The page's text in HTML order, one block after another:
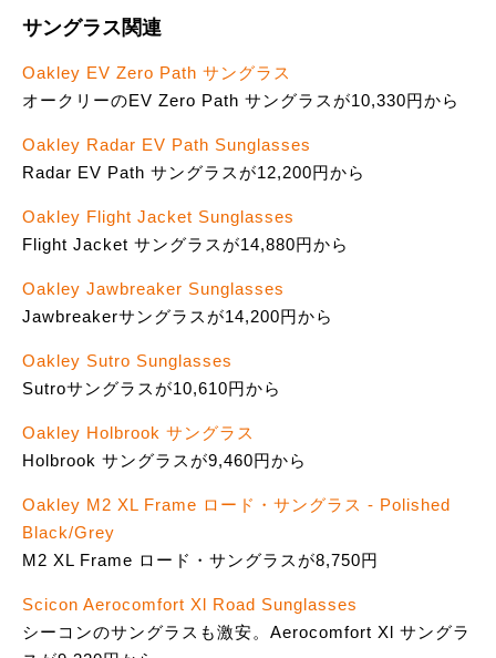
サングラス関連
Oakley EV Zero Path サングラス
オークリーのEV Zero Path サングラスが10,330円から
Oakley Radar EV Path Sunglasses
Radar EV Path サングラスが12,200円から
Oakley Flight Jacket Sunglasses
Flight Jacket サングラスが14,880円から
Oakley Jawbreaker Sunglasses
Jawbreakerサングラスが14,200円から
Oakley Sutro Sunglasses
Sutroサングラスが10,610円から
Oakley Holbrook サングラス
Holbrook サングラスが9,460円から
Oakley M2 XL Frame ロード・サングラス - Polished
Black/Grey
M2 XL Frame ロード・サングラスが8,750円
Scicon Aerocomfort Xl Road Sunglasses
シーコンのサングラスも激安。Aerocomfort Xl サングラ